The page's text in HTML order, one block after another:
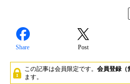
Share Post
この記事は会員限定です。 会員登録（
ます。